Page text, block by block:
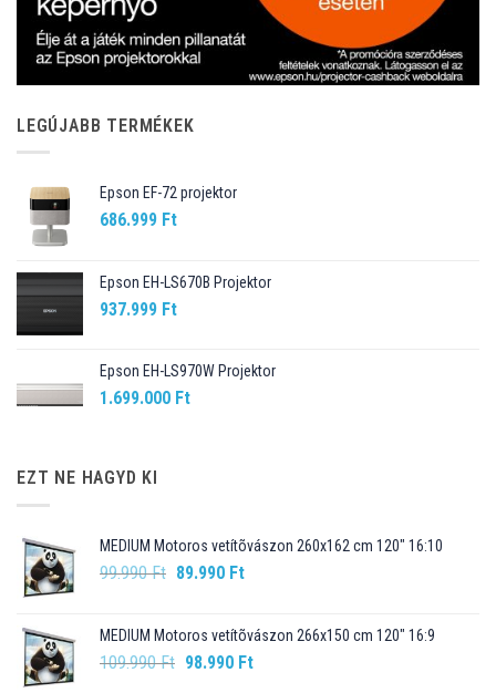
LEGÚJABB TERMÉKEK
Epson EF-72 projektor
686.999 Ft
Epson EH-LS670B Projektor
937.999 Ft
Epson EH-LS970W Projektor
1.699.000 Ft
EZT NE HAGYD KI
MEDIUM Motoros vetítõvászon 260x162 cm 120" 16:10
99.990Ft Original
99.990 Ft.
89.990 FtCurrent
89.990 Ft.
MEDIUM Motoros vetítõvászon 266x150 cm 120" 16:9
109.990Ft Original
98.990 FtCurrent